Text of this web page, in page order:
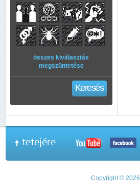
összes kiválasztás
megszüntetése
Keresés
tetejére
Copyright © 2026